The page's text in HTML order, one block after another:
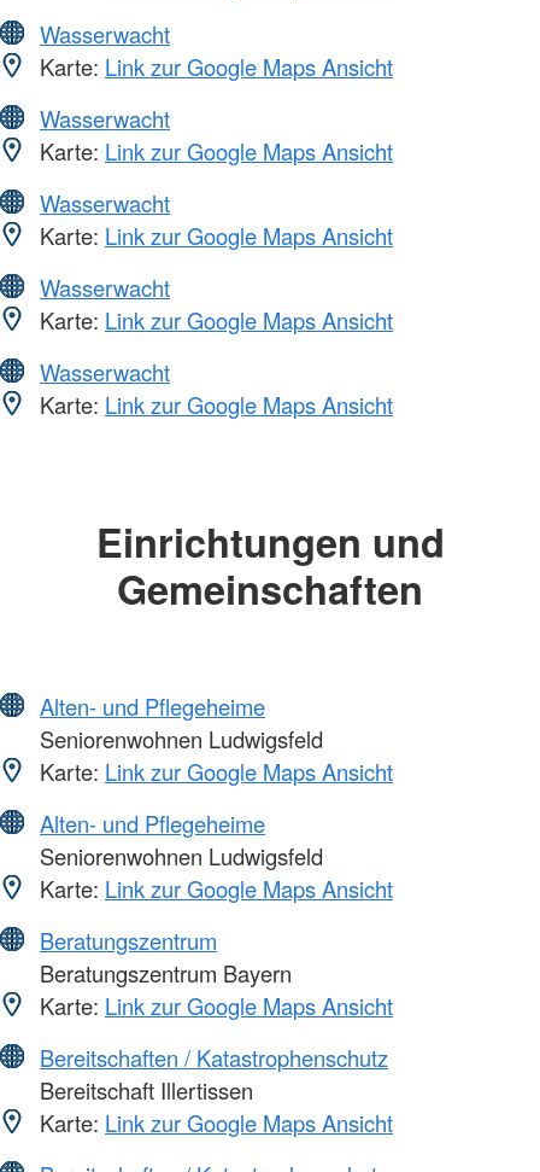
Wasserwacht
Karte: Link zur Google Maps Ansicht
Wasserwacht
Karte: Link zur Google Maps Ansicht
Wasserwacht
Karte: Link zur Google Maps Ansicht
Wasserwacht
Karte: Link zur Google Maps Ansicht
Wasserwacht
Karte: Link zur Google Maps Ansicht
Einrichtungen und
Gemeinschaften
Alten- und Pflegeheime
Seniorenwohnen Ludwigsfeld
Karte: Link zur Google Maps Ansicht
Alten- und Pflegeheime
Seniorenwohnen Ludwigsfeld
Karte: Link zur Google Maps Ansicht
Beratungszentrum
Beratungszentrum Bayern
Karte: Link zur Google Maps Ansicht
Bereitschaften / Katastrophenschutz
Bereitschaft Illertissen
Karte: Link zur Google Maps Ansicht